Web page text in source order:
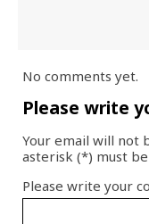
No comments yet.
Please write
Your email will not
asterisk (*) must
Please write your